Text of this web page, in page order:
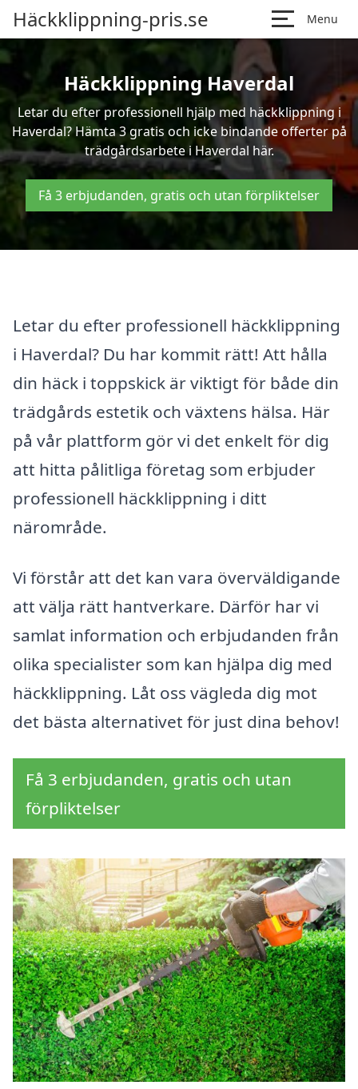
Häckklippning-pris.se Menu
Häckklippning Haverdal
Letar du efter professionell hjälp med häckklippning i
Haverdal? Hämta 3 gratis och icke bindande offerter på
trädgårdsarbete i Haverdal här.
Få 3 erbjudanden, gratis och utan förpliktelser
Letar du efter professionell häckklippning
i Haverdal? Du har kommit rätt! Att hålla
din häck i toppskick är viktigt för både din
trädgårds estetik och växtens hälsa. Här
på vår plattform gör vi det enkelt för dig
att hitta pålitliga företag som erbjuder
professionell häckklippning i ditt
närområde.
Vi förstår att det kan vara överväldigande
att välja rätt hantverkare. Därför har vi
samlat information och erbjudanden från
olika specialister som kan hjälpa dig med
häckklippning. Låt oss vägleda dig mot
det bästa alternativet för just dina behov!
Få 3 erbjudanden, gratis och utan
förpliktelser